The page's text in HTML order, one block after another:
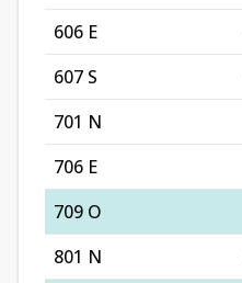
606 E
607 S
701 N
706 E
709 O
801 N